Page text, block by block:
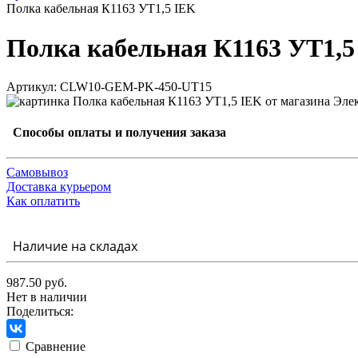
Полка кабельная К1163 УТ1,5 IEK
Полка кабельная К1163
Артикул: CLW10-GEM-PK-450-UT15
Способы оплаты и получения заказа
Самовывоз
Доставка курьером
Как оплатить
Наличие на складах
987.50 руб.
Нет в наличии
Поделиться:
Сравнение